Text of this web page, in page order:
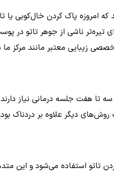
امروزه پاک کردن خال‌کوبی یا
تیره‌تر ناشی از جوهر
زیبایی معتبر مانند مرکز ما
سه تا هفت جلسه درمانی نیاز
دیگر علاوه بر دردناک
تاتو استفاده می‌شود و این